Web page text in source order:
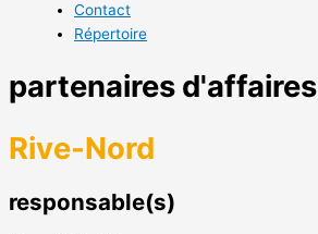
Contact
Répertoire
partenaires d'affaires
Rive-Nord
responsable(s)